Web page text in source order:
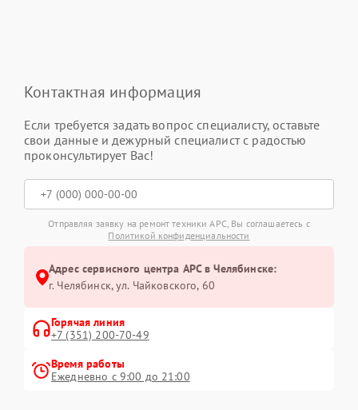
Контактная информация
Если требуется задать вопрос специалисту, оставьте
свои данные и дежурный специалист с радостью
проконсультирует Вас!
Отправляя заявку на ремонт техники APC, Вы соглашаетесь с
Политикой конфиденциальности
Адрес сервисного центра APC в Челябинске:
г. Челябинск, ул. Чайковского, 60
Горячая линия
+7 (351) 200-70-49
Время работы
Ежедневно с 9:00 до 21:00